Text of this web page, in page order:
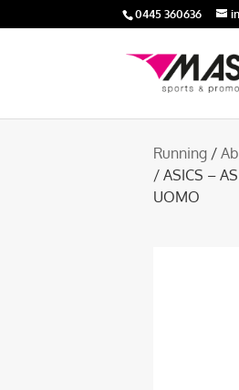
0445 360636
Running /
/ ASICS –
UOMO